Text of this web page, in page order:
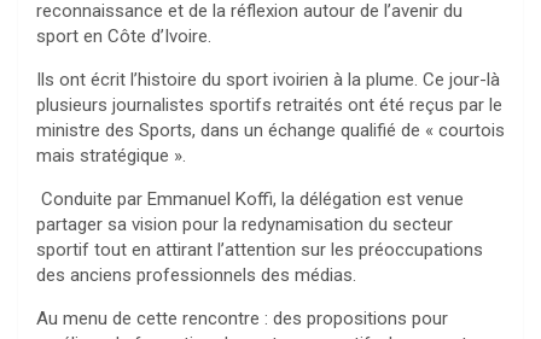
reconnaissance et de la réflexion autour de l’avenir du
sport en Côte d’Ivoire.
Ils ont écrit l’histoire du sport ivoirien à la plume. Ce jour-là
plusieurs journalistes sportifs retraités ont été reçus par le
ministre des Sports, dans un échange qualifié de « courtois
mais stratégique ».
Conduite par Emmanuel Koffi, la délégation est venue
partager sa vision pour la redynamisation du secteur
sportif tout en attirant l’attention sur les préoccupations
des anciens professionnels des médias.
Au menu de cette rencontre : des propositions pour